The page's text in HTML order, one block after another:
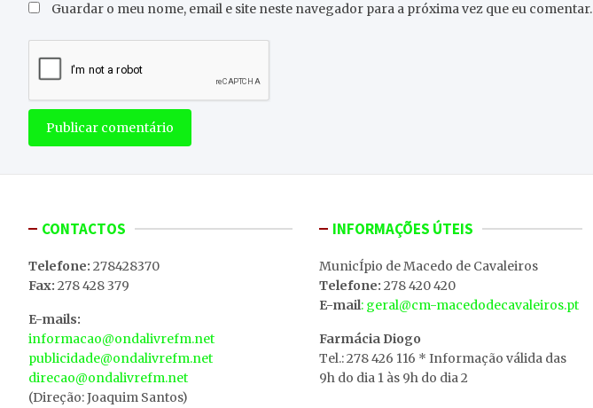
Guardar o meu nome, email e site neste navegador para a próxima vez que eu comentar.
CONTACTOS
Telefone: 278428370
Fax: 278 428 379
E-mails:
informacao@ondalivrefm.net
publicidade@ondalivrefm.net
direcao@ondalivrefm.net
(Direção: Joaquim Santos)
INFORMAÇÕES ÚTEIS
MunicÍpio de Macedo de Cavaleiros
Telefone: 278 420 420
E-mail: geral@cm-macedodecavaleiros.pt
Farmácia Diogo
Tel.: 278 426 116 * Informação válida das
9h do dia 1 às 9h do dia 2